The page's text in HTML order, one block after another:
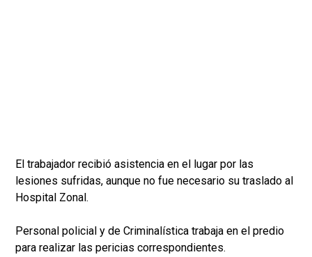
El trabajador recibió asistencia en el lugar por las
lesiones sufridas, aunque no fue necesario su traslado al
Hospital Zonal.
Personal policial y de Criminalística trabaja en el predio
para realizar las pericias correspondientes.